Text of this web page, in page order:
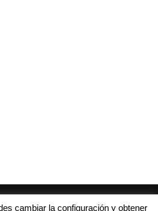
cambiar la configuración y obtener